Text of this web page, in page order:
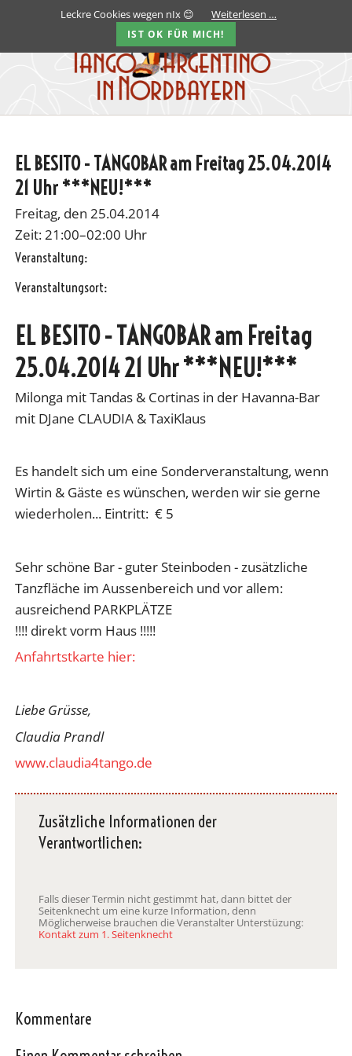
EL BESITO - TANGOBAR am Freitag 25.04.2014
21 Uhr ***NEU!***
Freitag, den 25.04.2014
Zeit: 21:00–02:00 Uhr
Veranstaltung:
Veranstaltungsort:
EL BESITO - TANGOBAR am Freitag
25.04.2014 21 Uhr ***NEU!***
Milonga mit Tandas & Cortinas in der Havanna-Bar
mit DJane CLAUDIA & TaxiKlaus
Es handelt sich um eine Sonderveranstaltung, wenn
Wirtin & Gäste es wünschen, werden wir sie gerne
wiederholen... Eintritt: € 5
Sehr schöne Bar - guter Steinboden - zusätzliche
Tanzfläche im Aussenbereich und vor allem:
ausreichend PARKPLÄTZE
!!!! direkt vorm Haus !!!!!
Anfahrtstkarte hier:
Liebe Grüsse,
Claudia Prandl
www.claudia4tango.de
Zusätzliche Informationen der
Verantwortlichen:
Falls dieser Termin nicht gestimmt hat, dann bittet der
Seitenknecht um eine kurze Information, denn
Möglicherweise brauchen die Veranstalter Unterstüzung:
Kontakt zum 1. Seitenknecht
Kommentare
Leckre Cookies wegen nIx 😊 Weiterlesen …
IST OK FÜR MICH!